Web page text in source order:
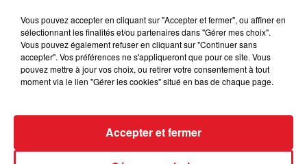
15 juillet 2026
VOLONTAIRE EN COURS, APRÈS LA...
Selon les premiers éléments, le logement servait
à des prostituées
Vous pouvez accepter en cliquant sur "Accepter et fermer", ou affiner en
sélectionnant les finalités et/ou partenaires dans "Gérer mes choix".
Vous pouvez également refuser en cliquant sur "Continuer sans
accepter". Vos préférences ne s'appliqueront que pour ce site. Vous
pouvez mettre à jour vos choix, ou retirer votre consentement à tout
moment via le lien "Gérer les cookies" situé en bas de chaque page.
Accepter et fermer